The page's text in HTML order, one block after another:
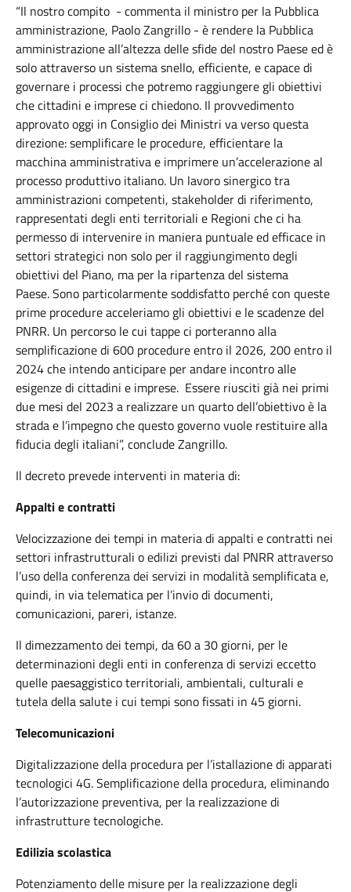
“Il nostro compito - commenta il ministro per la Pubblica
amministrazione, Paolo Zangrillo - è rendere la Pubblica
amministrazione all’altezza delle sfide del nostro Paese ed è
solo attraverso un sistema snello, efficiente, e capace di
governare i processi che potremo raggiungere gli obiettivi
che cittadini e imprese ci chiedono. Il provvedimento
approvato oggi in Consiglio dei Ministri va verso questa
direzione: semplificare le procedure, efficientare la
macchina amministrativa e imprimere un’accelerazione al
processo produttivo italiano. Un lavoro sinergico tra
amministrazioni competenti, stakeholder di riferimento,
rappresentati degli enti territoriali e Regioni che ci ha
permesso di intervenire in maniera puntuale ed efficace in
settori strategici non solo per il raggiungimento degli
obiettivi del Piano, ma per la ripartenza del sistema
Paese. Sono particolarmente soddisfatto perché con queste
prime procedure acceleriamo gli obiettivi e le scadenze del
PNRR. Un percorso le cui tappe ci porteranno alla
semplificazione di 600 procedure entro il 2026, 200 entro il
2024 che intendo anticipare per andare incontro alle
esigenze di cittadini e imprese. Essere riusciti già nei primi
due mesi del 2023 a realizzare un quarto dell’obiettivo è la
strada e l’impegno che questo governo vuole restituire alla
fiducia degli italiani”, conclude Zangrillo.
Il decreto prevede interventi in materia di:
Appalti e contratti
Velocizzazione dei tempi in materia di appalti e contratti nei
settori infrastrutturali o edilizi previsti dal PNRR attraverso
l’uso della conferenza dei servizi in modalità semplificata e,
quindi, in via telematica per l’invio di documenti,
comunicazioni, pareri, istanze.
Il dimezzamento dei tempi, da 60 a 30 giorni, per le
determinazioni degli enti in conferenza di servizi eccetto
quelle paesaggistico territoriali, ambientali, culturali e
tutela della salute i cui tempi sono fissati in 45 giorni.
Telecomunicazioni
Digitalizzazione della procedura per l’istallazione di apparati
tecnologici 4G. Semplificazione della procedura, eliminando
l’autorizzazione preventiva, per la realizzazione di
infrastrutture tecnologiche.
Edilizia scolastica
Potenziamento delle misure per la realizzazione degli